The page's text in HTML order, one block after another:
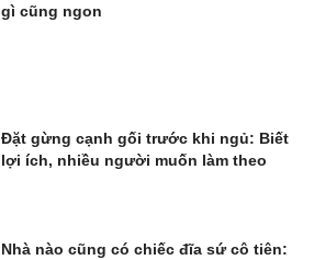
gì cũng ngon
Đặt gừng cạnh gối trước khi ngủ: Biết
lợi ích, nhiều người muốn làm theo
Nhà nào cũng có chiếc đĩa sứ cô tiên: